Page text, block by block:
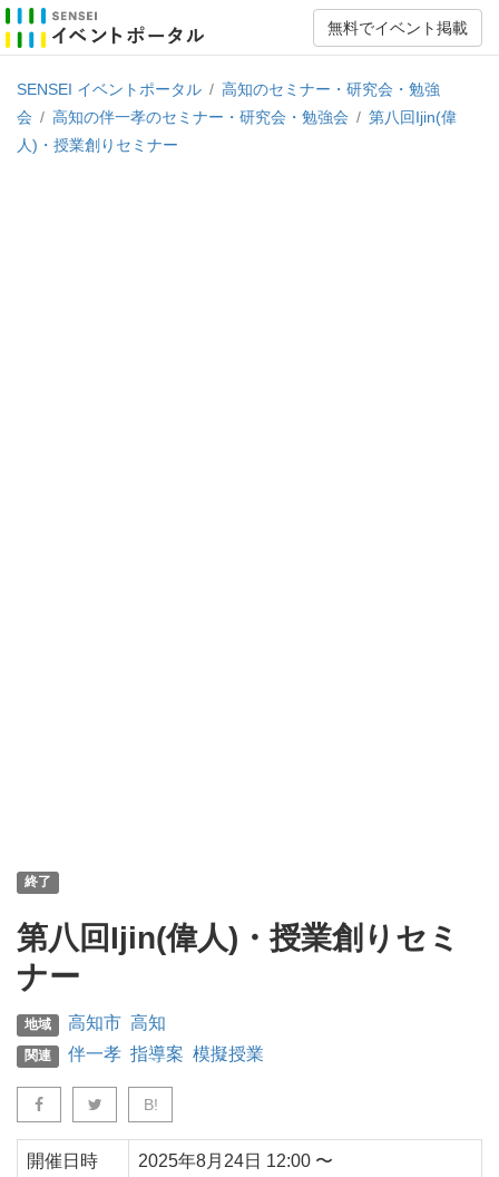
無料でイベント掲載
SENSEI イベントポータル / 高知のセミナー・研究会・勉強
会 / 高知の伴一孝のセミナー・研究会・勉強会 / 第八回Ijin(偉
人)・授業創りセミナー
終了
第八回Ijin(偉人)・授業創りセミ
ナー
地域 高知市 高知
関連 伴一孝 指導案 模擬授業
B!
開催日時 2025年8月24日 12:00 〜